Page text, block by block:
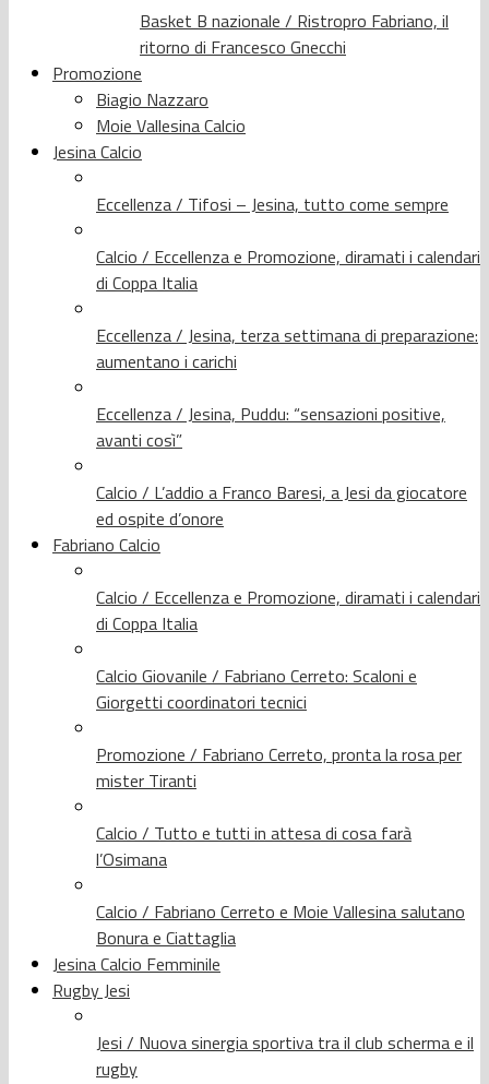
Basket B nazionale / Ristropro Fabriano, il
ritorno di Francesco Gnecchi
Promozione
Biagio Nazzaro
Moie Vallesina Calcio
Jesina Calcio
Eccellenza / Tifosi – Jesina, tutto come sempre
Calcio / Eccellenza e Promozione, diramati i calendari
di Coppa Italia
Eccellenza / Jesina, terza settimana di preparazione:
aumentano i carichi
Eccellenza / Jesina, Puddu: “sensazioni positive,
avanti così”
Calcio / L’addio a Franco Baresi, a Jesi da giocatore
ed ospite d’onore
Fabriano Calcio
Calcio / Eccellenza e Promozione, diramati i calendari
di Coppa Italia
Calcio Giovanile / Fabriano Cerreto: Scaloni e
Giorgetti coordinatori tecnici
Promozione / Fabriano Cerreto, pronta la rosa per
mister Tiranti
Calcio / Tutto e tutti in attesa di cosa farà
l’Osimana
Calcio / Fabriano Cerreto e Moie Vallesina salutano
Bonura e Ciattaglia
Jesina Calcio Femminile
Rugby Jesi
Jesi / Nuova sinergia sportiva tra il club scherma e il
rugby